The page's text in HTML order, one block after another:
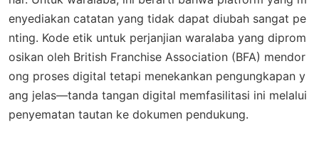
enyediakan catatan yang tidak dapat diubah sangat pe
nting. Kode etik untuk perjanjian waralaba yang diprom
osikan oleh British Franchise Association (BFA) mendor
ong proses digital tetapi menekankan pengungkapan y
ang jelas—tanda tangan digital memfasilitasi ini melalui
penyematan tautan ke dokumen pendukung.